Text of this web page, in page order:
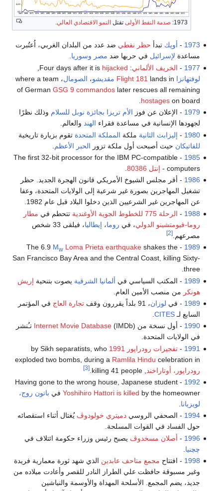
1973: صدمة النفط الأولى تقتل النمو الاقتصادي العالي.
1973
- أوپك تبدأ حظر نفطي ضد عدد من البلدان الغربي، اُعتُبرت
مساعدة لإسرائيل في حربها ضد مصر وسوريا.
1977
- الخريف الألماني: Four days after it is
hijacked
لوفتهانزا
Flight 181 lands in مقديشو، الصومال
، where a team
of German GSG 9 commandoslater rescues all remaining
hostageson board.
1979 - الإعلان عن فوز الأم تريزا بجائزة نوبل للسلام وذلك نظرًا
لجهودها الإنسانية في مساعدة فقراء الهند والعالم.
1980
- إليزابث الثانية ملكة المملكة المتحدة تقوم بزيارة تاريخية
للفاتيكان حيث أصبحت أول ملكة تزور الحبر الأعظم
1985
- The first 32-bit processor for the IBM PC-compatible
computers -
إنتل 80386
1986 - أقر مجلس الشيوخ الأمريكي قانون الهجرة الجديد. حظر
تشغيل المهاجرين بصورة غير شرعية إلى الولايات المتحدة، وعفا
عن المهاجرين غير الشرعيين الذين دخلوا البلاد قبل عام 1982.
1988
- الرحلة 775 للخطوط الجوية الأوغندية تتحطم في مطار
روما-فيومتشينو الدولي، في روما، إيطاليا
، فيلقى 33 شخص
مصرعهم.[2]
1989
- The 6.9
Mw Loma Prieta earthquakeshakes the
San Francisco Bay Area and the Central Coast, killing Sixty-
three.
1989 - المكتب السياسي في ألمانيا الشرقية يصوت بتنحية إريش
هونكر من منصب الأمين العام.
1989 - في لوزان، 91 بلداً يقررون وقف تجارة العاج في المؤتمر
السابع لـCITES
1990 - أول نسخة من Internet Movie Database (IMDb) تـُنشر
في الولايات المتحدة.
1991
-تفجيرات رودراپور 1991
by Sikh separatists, who
exploded two bombs, during a Ramlila Hindu celebration in
رودراپور، أوتاراخند
, killing 41 people.
[3]
1992
- Having gone to the wrong house, Japanese student
Yoshihiro Hattori is killed by the homeowner في
باتون روج،
لويزيانا
1994 - الصحفي الروسيدميتري خولودوڤ يُغتال أثناء استقصائه
حول الفساد في القوات المسلحة.
1996
- أصلان مسخدوڤ يصبح رئيس وزراء حكومة ائتلاف في
چچنيا
1998 - افتتاح مجمع متاحف عابدين الذي شهد ثورة معمارية فريدة
وغير مسبوقة حافظت علي الطراز النادر للقصر وأعادت ميلاده من
جديد، يضم المجمع. الأسلحة المهداة والأوسمة والنياشين